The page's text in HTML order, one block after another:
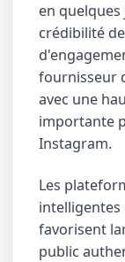
en
crédibilité
fournisseur
avec une
importante
Instagram.
Les
intelligentes
favorisent
public